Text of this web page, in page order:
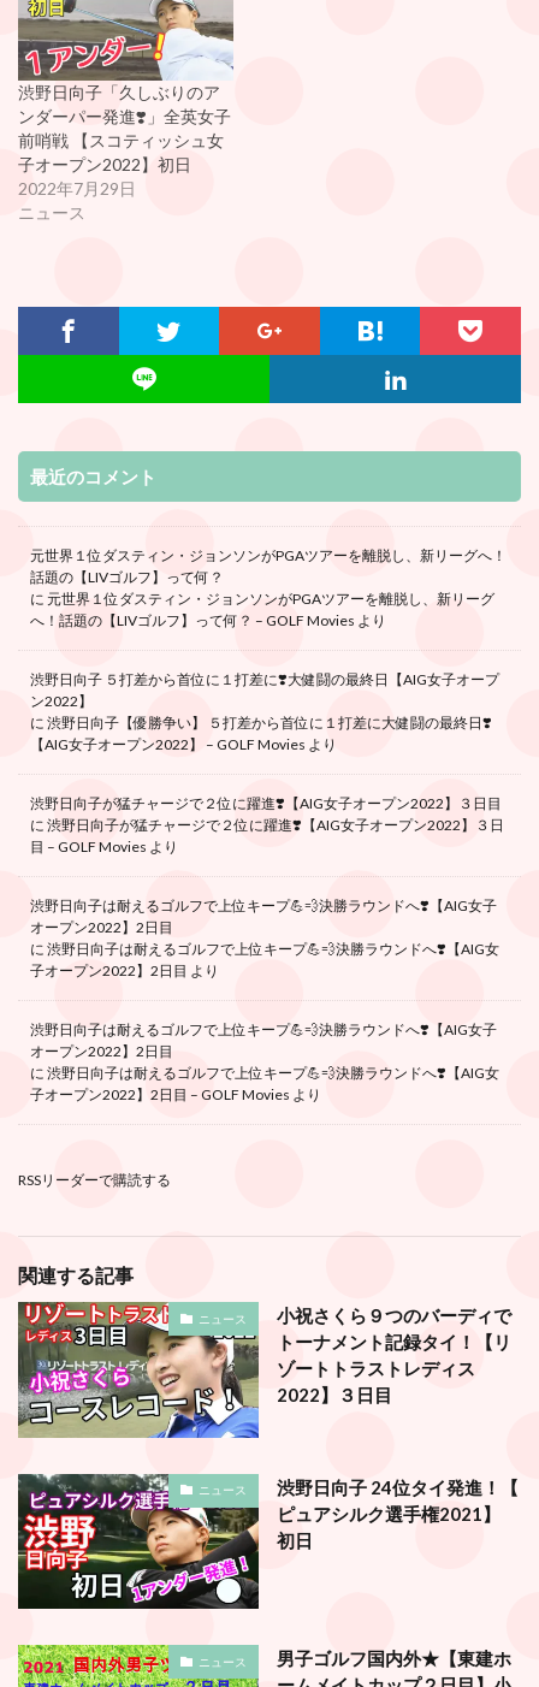
渋野日向子「久しぶりのア
ンダーパー発進❣️」全英女子
前哨戦 【スコティッシュ女
子オープン2022】初日
2022年7月29日
ニュース
最近のコメント
元世界１位ダスティン・ジョンソンがPGAツアーを離脱し、新リーグへ！
話題の【LIVゴルフ】って何？
に 元世界１位ダスティン・ジョンソンがPGAツアーを離脱し、新リーグ
へ！話題の【LIVゴルフ】って何？ – GOLF Movies より
渋野日向子 ５打差から首位に１打差に❣️大健闘の最終日【AIG女子オープ
ン2022】
に 渋野日向子【優勝争い】 ５打差から首位に１打差に大健闘の最終日❣️
【AIG女子オープン2022】 – GOLF Movies より
渋野日向子が猛チャージで２位に躍進❣️【AIG女子オープン2022】３日目
に 渋野日向子が猛チャージで２位に躍進❣️【AIG女子オープン2022】３日
目 – GOLF Movies より
渋野日向子は耐えるゴルフで上位キープ💪💨決勝ラウンドへ❣️【AIG女子
オープン2022】2日目
に 渋野日向子は耐えるゴルフで上位キープ💪💨決勝ラウンドへ❣️【AIG女
子オープン2022】2日目 より
渋野日向子は耐えるゴルフで上位キープ💪💨決勝ラウンドへ❣️【AIG女子
オープン2022】2日目
に 渋野日向子は耐えるゴルフで上位キープ💪💨決勝ラウンドへ❣️【AIG女
子オープン2022】2日目 – GOLF Movies より
RSSリーダーで購読する
関連する記事
ニュース
小祝さくら９つのバーディで
トーナメント記録タイ！【リ
ゾートトラストレディス
2022】３日目
ニュース
渋野日向子 24位タイ発進！【
ピュアシルク選手権2021】
初日
ニュース
男子ゴルフ国内外★【東建ホ